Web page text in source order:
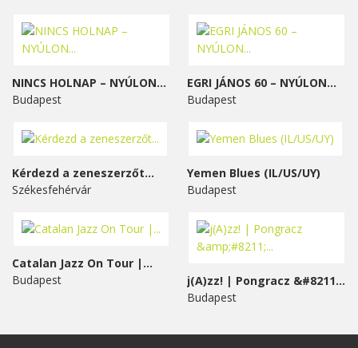
NINCS HOLNAP – NYÚLON...
Budapest
EGRI JÁNOS 60 – NYÚLON...
Budapest
Kérdezd a zeneszerzőt...
Székesfehérvár
Yemen Blues (IL/US/UY)
Budapest
Catalan Jazz On Tour |...
Budapest
j(A)zz! | Pongracz &#8211;...
Budapest